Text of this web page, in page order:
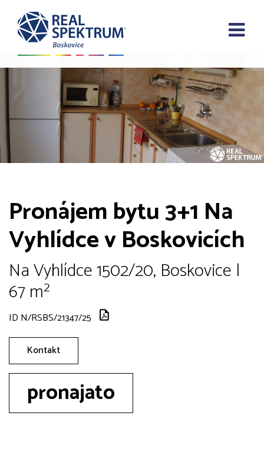
Pronájem bytu 3+1 Na
Vyhlídce v Boskovicích
Na Vyhlídce 1502/20, Boskovice |
67 m²
ID N/RSBS/21347/25
Kontakt
pronajato